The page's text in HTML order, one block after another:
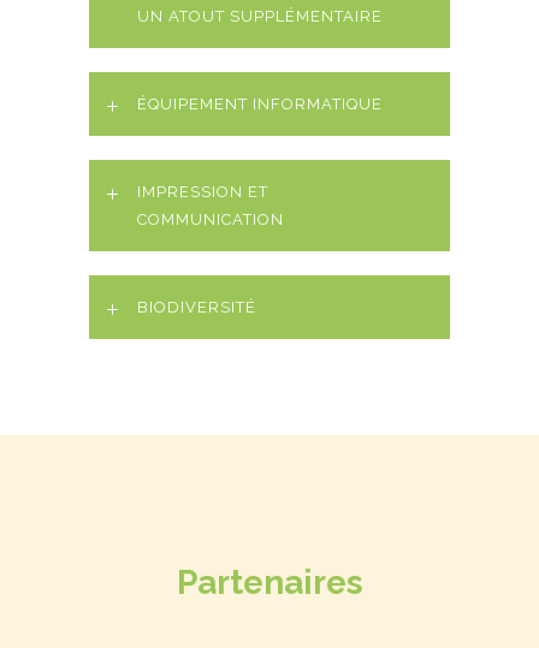
UN ATOUT SUPPLÉMENTAIRE
ÉQUIPEMENT INFORMATIQUE
IMPRESSION ET
COMMUNICATION
BIODIVERSITÉ
Partenaires